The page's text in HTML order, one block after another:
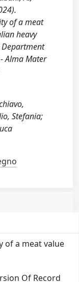
of a meat
heavy
Alma Mater
Stefania;
of a meat value
Of Record